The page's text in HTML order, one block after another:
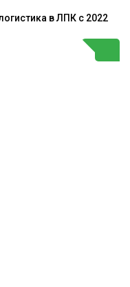
в ЛПК с 2022